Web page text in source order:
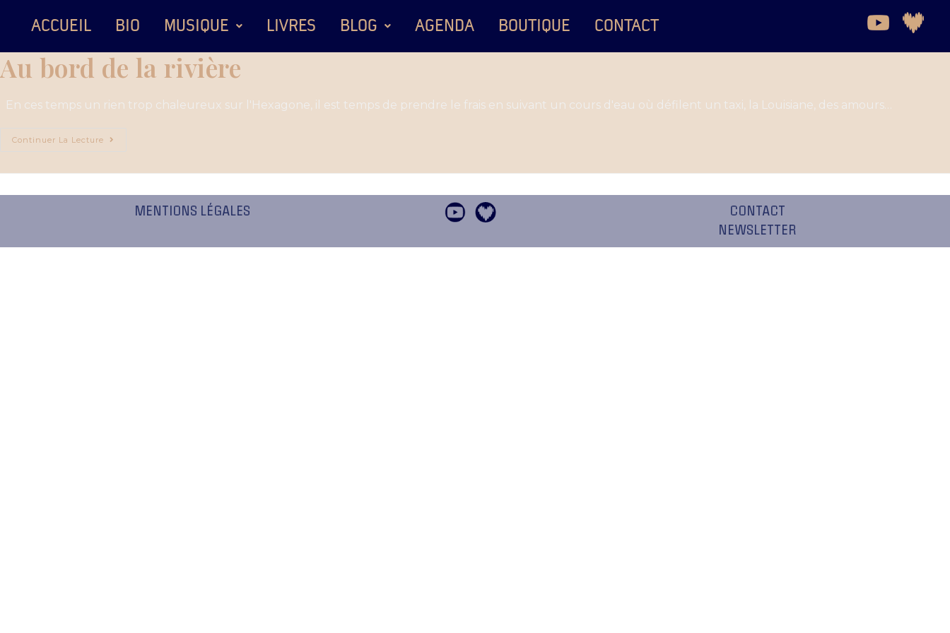
ACCUEIL BIO MUSIQUE LIVRES BLOG AGENDA BOUTIQUE CONTACT
Au bord de la rivière
En ces temps un rien trop chaleureux sur l'Hexagone, il est temps de prendre le frais en suivant un cours d'eau où défilent un taxi, la Louisiane, des amours…
Continuer La Lecture
MENTIONS LÉGALES
CONTACT
NEWSLETTER